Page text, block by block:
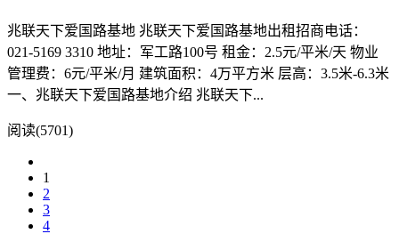
兆联天下爱国路基地 兆联天下爱国路基地出租招商电话：
021-5169 3310 地址：军工路100号 租金：2.5元/平米/天 物业
管理费：6元/平米/月 建筑面积：4万平方米 层高：3.5米-6.3米
一、兆联天下爱国路基地介绍 兆联天下...
阅读(5701)
1
2
3
4